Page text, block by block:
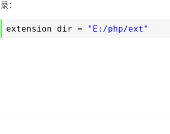
录：
extension_dir = "E:/php/ext"